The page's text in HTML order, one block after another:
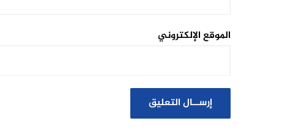
الموقع الإلكتروني